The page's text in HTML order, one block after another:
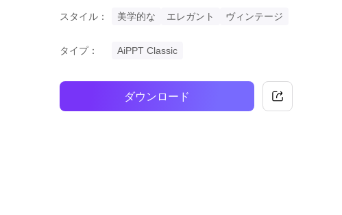
スタイル： 美学的な エレガント ヴィンテージ
タイプ： AiPPT Classic
ダウンロード